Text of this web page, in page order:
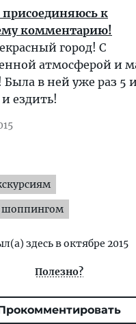
к
комментарию!
город! С
атмосферой и
в ней уже раз 5
ездить!
шоппингом
здесь в октябре 2015
Полезно?